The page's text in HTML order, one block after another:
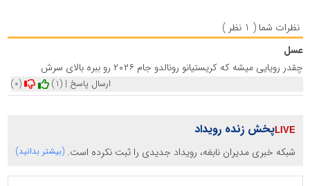
نظرات شما ( 1 نظر )
عسل
چقدر رویایی میشه که کریستیانو رونالدو جام ۲۰۲۶ رو ببره بالای سرش
(1)
(0) ارسال پاسخ |
پخش زنده رویداد
شبکه خبری مدیران نابغه، رویداد جدیدی را ثبت نکرده است. (بیشتر بدانید)